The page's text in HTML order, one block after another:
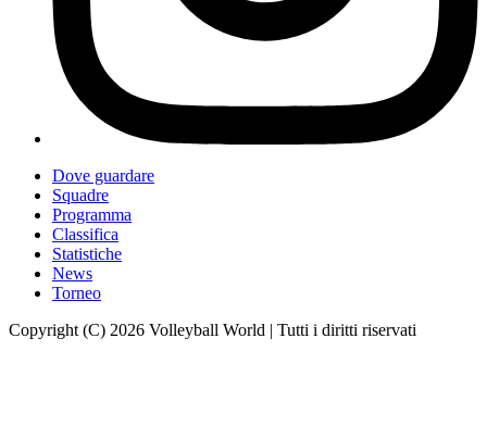
Dove guardare
Squadre
Programma
Classifica
Statistiche
News
Torneo
Copyright (C) 2026 Volleyball World | Tutti i diritti riservati